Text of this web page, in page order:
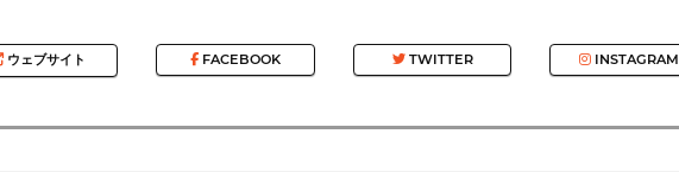
ウェブサイト FACEBOOK TWITTER INSTAGRAM